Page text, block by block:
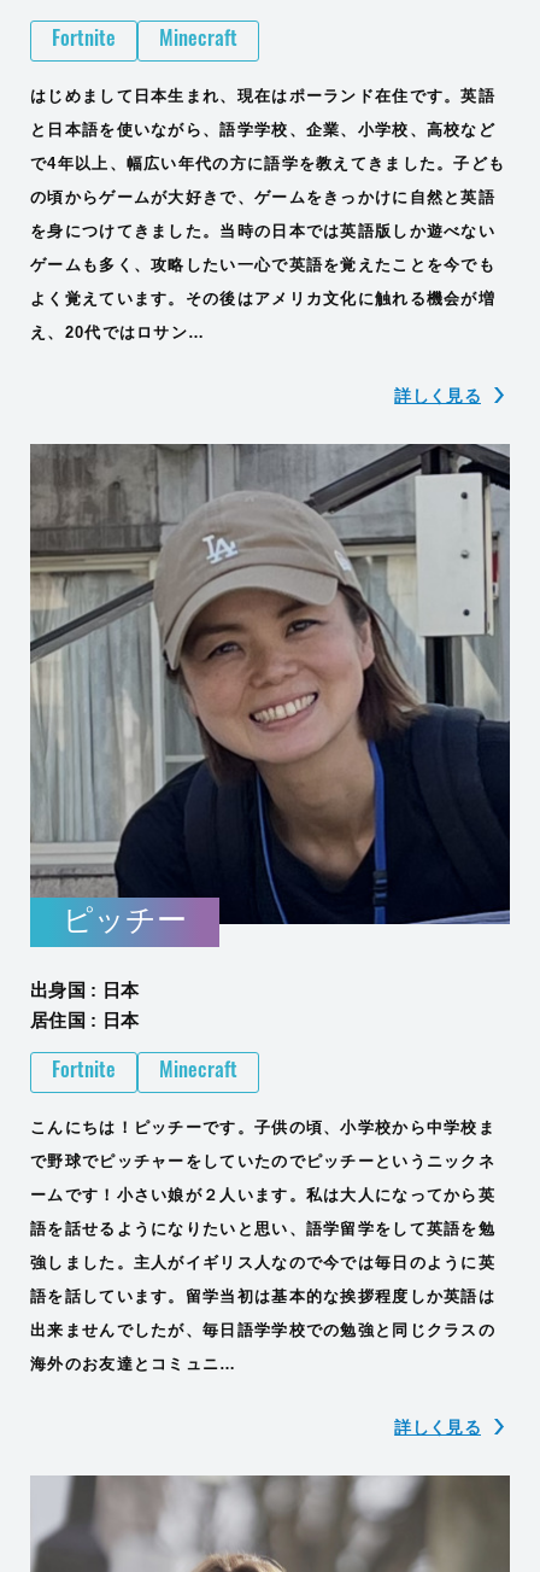
Fortnite Minecraft
はじめまして日本生まれ、現在はポーランド在住です。英語
と日本語を使いながら、語学学校、企業、小学校、高校など
で4年以上、幅広い年代の方に語学を教えてきました。子ども
の頃からゲームが大好きで、ゲームをきっかけに自然と英語
を身につけてきました。当時の日本では英語版しか遊べない
ゲームも多く、攻略したい一心で英語を覚えたことを今でも
よく覚えています。その後はアメリカ文化に触れる機会が増
え、20代ではロサン…
詳しく見る
ピッチー
出身国 : 日本
居住国 : 日本
Fortnite Minecraft
こんにちは！ピッチーです。子供の頃、小学校から中学校ま
で野球でピッチャーをしていたのでピッチーというニックネ
ームです！小さい娘が２人います。私は大人になってから英
語を話せるようになりたいと思い、語学留学をして英語を勉
強しました。主人がイギリス人なので今では毎日のように英
語を話しています。留学当初は基本的な挨拶程度しか英語は
出来ませんでしたが、毎日語学学校での勉強と同じクラスの
海外のお友達とコミュニ…
詳しく見る